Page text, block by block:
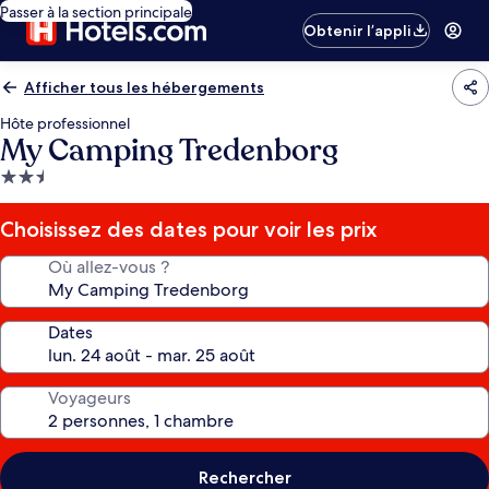
Passer à la section principale
Obtenir l’appli
Afficher tous les hébergements
Hôte professionnel
My Camping Tredenborg
Hébergement
2.5 étoiles
Choisissez des dates pour voir les prix
Où allez-vous ?
Dates
Voyageurs
Rechercher